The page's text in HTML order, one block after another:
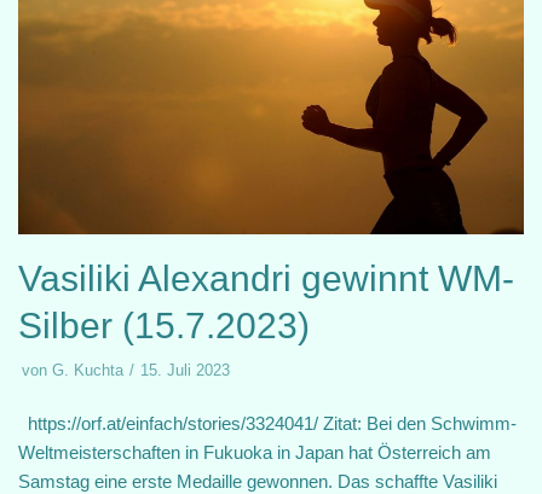
Vasiliki Alexandri gewinnt WM-
Silber (15.7.2023)
von G. Kuchta 15. Juli 2023
https://orf.at/einfach/stories/3324041/ Zitat: Bei den Schwimm-
Weltmeisterschaften in Fukuoka in Japan hat Österreich am
Samstag eine erste Medaille gewonnen. Das schaffte Vasiliki